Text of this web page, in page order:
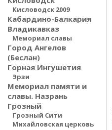
Кисловодск 2009
Кабардино-Балкария
Владикавказ
Мемориал славы
Город Ангелов
(Беслан)
Горная Ингушетия
Эрзи
Мемориал памяти и
славы. Назрань
Грозный
Грозный Сити
Михайловская церковь